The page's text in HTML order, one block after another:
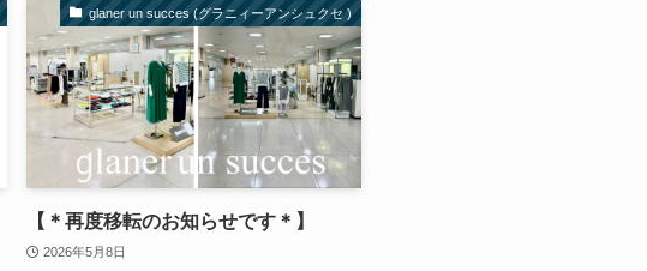
glaner un succes (グラニィーアンシュクセ )
【＊再度移転のお知らせです＊】
2026年5月8日